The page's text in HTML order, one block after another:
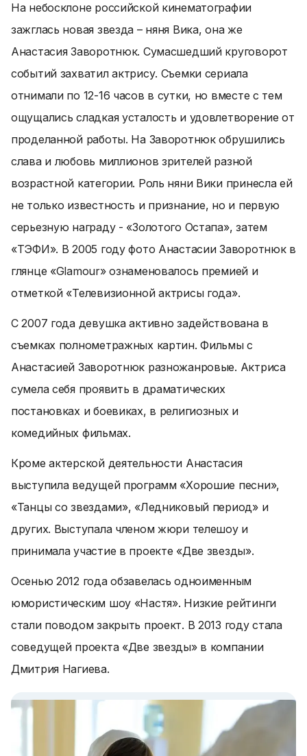
На небосклоне российской кинематографии
зажглась новая звезда – няня Вика, она же
Анастасия Заворотнюк. Сумасшедший круговорот
событий захватил актрису. Съемки сериала
отнимали по 12-16 часов в сутки, но вместе с тем
ощущались сладкая усталость и удовлетворение от
проделанной работы. На Заворотнюк обрушились
слава и любовь миллионов зрителей разной
возрастной категории. Роль няни Вики принесла ей
не только известность и признание, но и первую
серьезную награду - «Золотого Остапа», затем
«ТЭФИ». В 2005 году фото Анастасии Заворотнюк в
глянце «Glamour» ознаменовалось премией и
отметкой «Телевизионной актрисы года».
С 2007 года девушка активно задействована в
съемках полнометражных картин. Фильмы с
Анастасией Заворотнюк разножанровые. Актриса
сумела себя проявить в драматических
постановках и боевиках, в религиозных и
комедийных фильмах.
Кроме актерской деятельности Анастасия
выступила ведущей программ «Хорошие песни»,
«Танцы со звездами», «Ледниковый период» и
других. Выступала членом жюри телешоу и
принимала участие в проекте «Две звезды».
Осенью 2012 года обзавелась одноименным
юмористическим шоу «Настя». Низкие рейтинги
стали поводом закрыть проект. В 2013 году стала
соведущей проекта «Две звезды» в компании
Дмитрия Нагиева.